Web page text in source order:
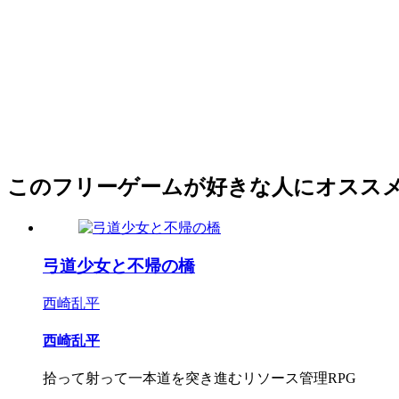
このフリーゲームが好きな人にオスス
弓道少女と不帰の橋
西崎乱平
西崎乱平
拾って射って一本道を突き進むリソース管理RPG